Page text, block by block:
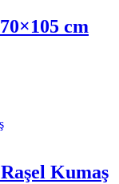
cm
Kumaş